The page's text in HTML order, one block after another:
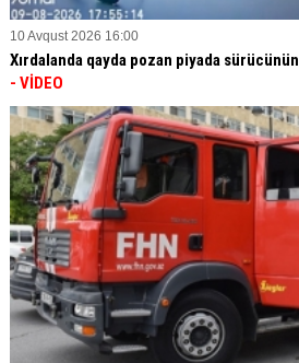
10 Avqust 2026 16:00
Xırdalanda qayda pozan piyada sürücünün
- VİDEO